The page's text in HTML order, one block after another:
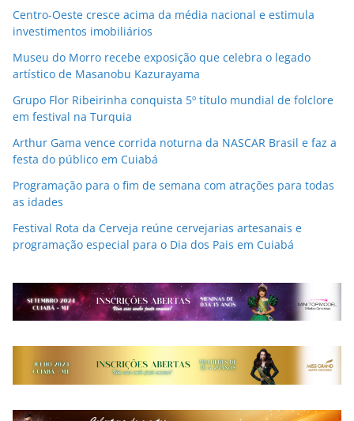
Centro-Oeste cresce acima da média nacional e estimula
investimentos imobiliários
Museu do Morro recebe exposição que celebra o legado
artístico de Masanobu Kazurayama
Grupo Flor Ribeirinha conquista 5º título mundial de folclore
em festival na Turquia
Arthur Gama vence corrida noturna da NASCAR Brasil e faz a
festa do público em Cuiabá
Programação para o fim de semana com atrações para todas
as idades
Festival Rota da Cerveja reúne cervejarias artesanais e
programação especial para o Dia dos Pais em Cuiabá